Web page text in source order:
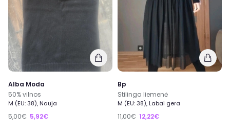
Alba Moda
50% vilnos
M (EU: 38), Nauja
5,00€ 5,92€
Bp
Stilinga liemenė
M (EU: 38), Labai gera
11,00€ 12,22€